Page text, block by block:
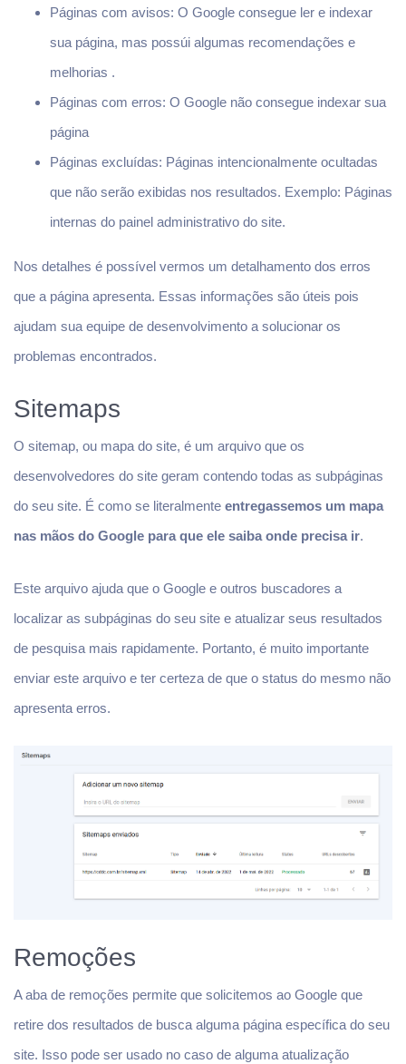
Páginas com avisos: O Google consegue ler e indexar
sua página, mas possúi algumas recomendações e
melhorias .
Páginas com erros: O Google não consegue indexar sua
página
Páginas excluídas: Páginas intencionalmente ocultadas
que não serão exibidas nos resultados. Exemplo: Páginas
internas do painel administrativo do site.
Nos detalhes é possível vermos um detalhamento dos erros
que a página apresenta. Essas informações são úteis pois
ajudam sua equipe de desenvolvimento a solucionar os
problemas encontrados.
Sitemaps
O sitemap, ou mapa do site, é um arquivo que os
desenvolvedores do site geram contendo todas as subpáginas
do seu site. É como se literalmente entregassemos um mapa
nas mãos do Google para que ele saiba onde precisa ir.
Este arquivo ajuda que o Google e outros buscadores a
localizar as subpáginas do seu site e atualizar seus resultados
de pesquisa mais rapidamente. Portanto, é muito importante
enviar este arquivo e ter certeza de que o status do mesmo não
apresenta erros.
Remoções
A aba de remoções permite que solicitemos ao Google que
retire dos resultados de busca alguma página específica do seu
site. Isso pode ser usado no caso de alguma atualização